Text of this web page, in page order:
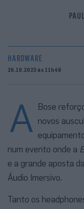
HARDWARE
26.10.2023 às 11h46
A
Bose
novos
num evento onde a
e a grande aposta
Áudio Imersivo.
Tanto os